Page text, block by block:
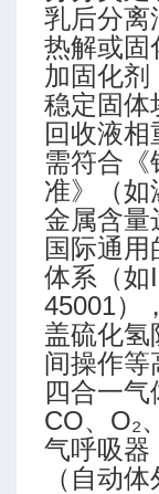
乳后分离
热解或固
加固化剂
稳定固体
回收液相
需符合《
准》（如
金属含量
国际通用
体系（如
45001）
盖硫化氢
间操作等
四合一气
CO、O₂
气呼吸器
（自动